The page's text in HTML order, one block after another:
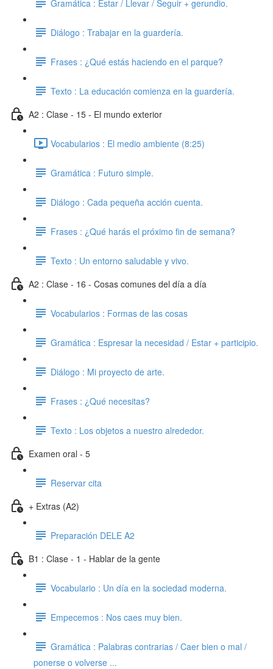
Gramática : Estar / Llevar / Seguir + gerundio.
Diálogo : Trabajar en la guardería.
Frases : ¿Qué estás haciendo en el parque?
Texto : La educación comienza en la guardería.
A2 : Clase - 15 - El mundo exterior
Vocabularios : El medio ambiente (8:25)
Gramática : Futuro simple.
Diálogo : Cada pequeña acción cuenta.
Frases : ¿Qué harás el próximo fin de semana?
Texto : Un entorno saludable y vivo.
A2 : Clase - 16 - Cosas comunes del día a día
Vocabularios : Formas de las cosas
Gramática : Espresar la necesidad / Estar + participio.
Diálogo : Mi proyecto de arte.
Frases : ¿Qué necesitas?
Texto : Los objetos a nuestro alrededor.
Examen oral - 5
Reservar cita
+ Extras (A2)
Preparación DELE A2
B1 : Clase - 1 - Hablar de la gente
Vocabulario : Un día en la sociedad moderna.
Empecemos : Nos caes muy bien.
Gramática : Palabras contrarias / Caer bien o mal /
ponerse o volverse ...